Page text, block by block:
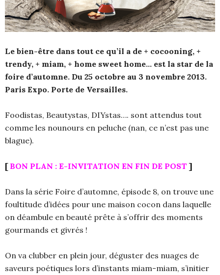
Le bien-être dans tout ce qu’il a de + cocooning, +
trendy, + miam, + home sweet home… est la star de la
foire d’automne. Du 25 octobre au 3 novembre 2013.
Paris Expo. Porte de Versailles.
Foodistas, Beautystas, DIYstas…. sont attendus tout
comme les nounours en peluche (nan, ce n’est pas une
blague).
[ BON PLAN : E-INVITATION EN FIN DE POST]
Dans la série Foire d’automne, épisode 8, on trouve une
foultitude d’idées pour une maison cocon dans laquelle
on déambule en beauté prête à s’offrir des moments
gourmands et givrés !
On va clubber en plein jour, déguster des nuages de
saveurs poétiques lors d’instants miam-miam, s’initier